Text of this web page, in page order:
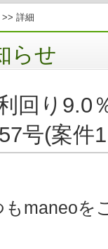
>> 詳細
らせ
利回り
号(案件
もmaneoを